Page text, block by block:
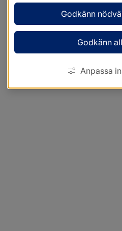
Godkänn
Godkänn
Anpassa